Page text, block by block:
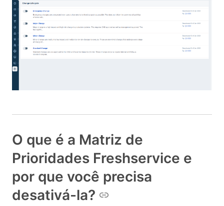
O que é a Matriz de
Prioridades Freshservice e
por que você precisa
desativá-la?